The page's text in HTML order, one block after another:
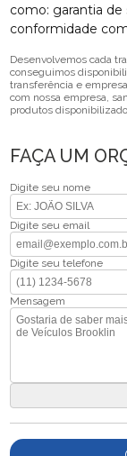
como: garantia de
conformidade
Desenvolvemos cada
conseguimos
transferência e
com nossa empresa,
produtos
FAÇA UM
Digite seu nome
Digite seu email
Digite seu telefone
Mensagem